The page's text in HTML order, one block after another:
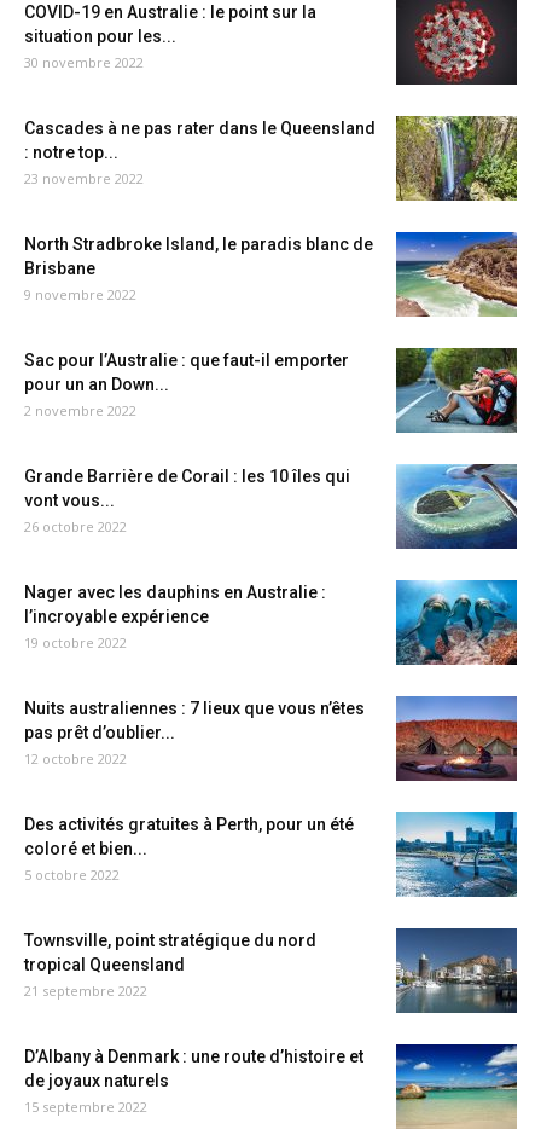
COVID-19 en Australie : le point sur la
situation pour les...
30 novembre 2022
Cascades à ne pas rater dans le Queensland
: notre top...
23 novembre 2022
North Stradbroke Island, le paradis blanc de
Brisbane
9 novembre 2022
Sac pour l’Australie : que faut-il emporter
pour un an Down...
2 novembre 2022
Grande Barrière de Corail : les 10 îles qui
vont vous...
26 octobre 2022
Nager avec les dauphins en Australie :
l’incroyable expérience
19 octobre 2022
Nuits australiennes : 7 lieux que vous n’êtes
pas prêt d’oublier...
12 octobre 2022
Des activités gratuites à Perth, pour un été
coloré et bien...
5 octobre 2022
Townsville, point stratégique du nord
tropical Queensland
21 septembre 2022
D’Albany à Denmark : une route d’histoire et
de joyaux naturels
15 septembre 2022